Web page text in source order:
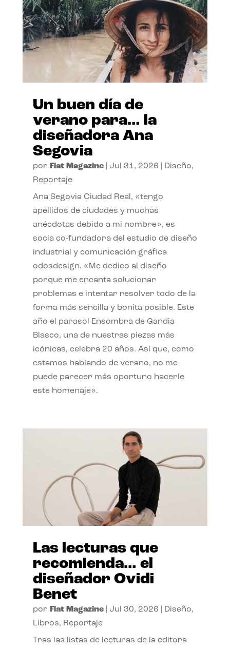
Un buen día de
verano para… la
diseñadora Ana
Segovia
por Flat Magazine| Jul 31, 2026 Diseño,
Reportaje
Ana Segovia Ciudad Real, «tengo
apellidos de ciudades y muchas
anécdotas debido a mi nombre», es
socia co-fundadora del estudio de diseño
industrial y comunicación gráfica
odosdesign. «Me dedico al diseño
porque me encanta solucionar
problemas e intentar resolver todo de la
forma más sencilla y bonita posible. Este
año el parasol Ensombra de Gandia
Blasco, una de nuestras piezas más
icónicas, celebra 20 años. Así que, como
estamos hablando de verano, no me
puede parecer más oportuno hacerle
este homenaje».
Las lecturas que
recomienda… el
diseñador Ovidi
Benet
por Flat Magazine| Jul 30, 2026 Diseño,
Libros, Reportaje
Tras las listas de lecturas de la editora